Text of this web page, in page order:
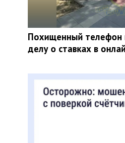
Похищенный телефон
делу о ставках в